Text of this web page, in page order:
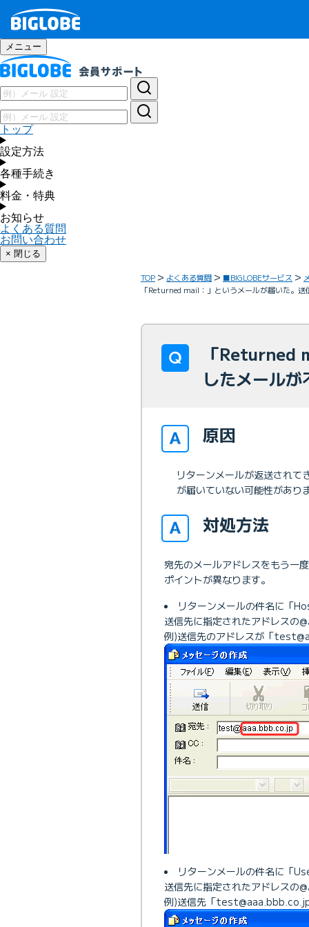
メニュー
トップ
設定方法
各種手続き
料金・特典
お知らせ
よくある質問
お問い合わせ
× 閉じる
TOP よくある質問 ■BIGLOBEサービス
「Returned mail：」というメールが届いた。
「Returned
したメール
原因
リターンメールが返送されて
が届いていない可能性があり
対処方法
宛先のメールアドレスをもう一
ポイントが異なります。
リターンメールの件名に「
送信先に指定されたアドレスの
例)送信先のアドレスが「
リターンメールの件名に「
送信先に指定されたアドレスの
例)送信先「